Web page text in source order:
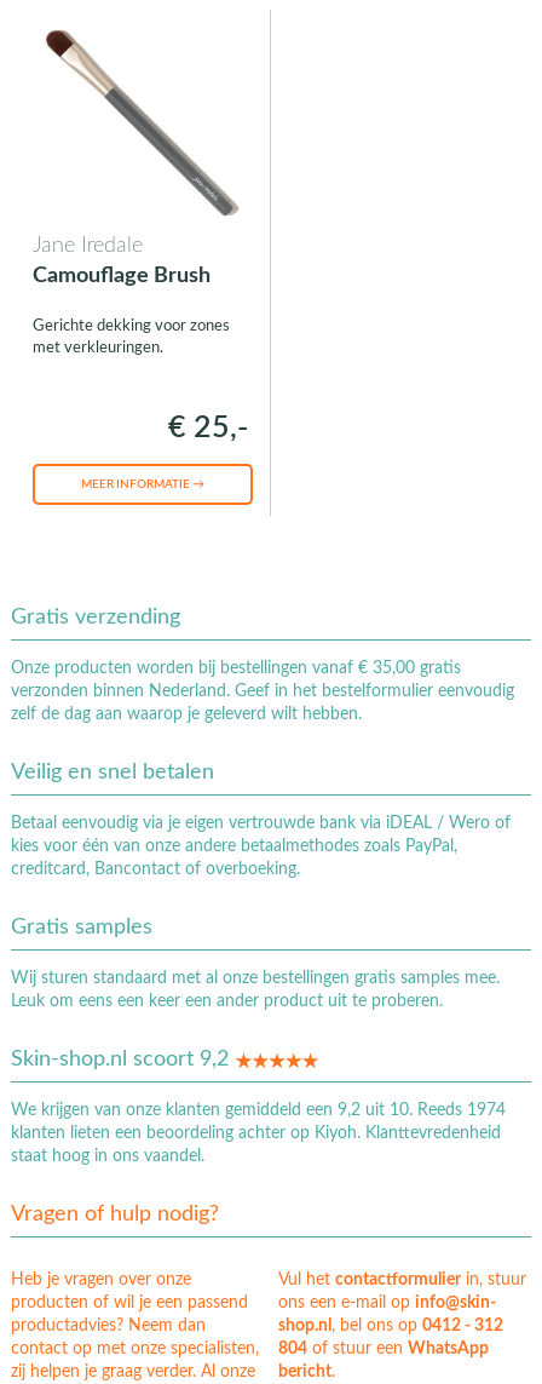
Jane Iredale
Camouflage Brush
Gerichte dekking voor zones
met verkleuringen.
€ 25,-
MEER INFORMATIE →
Gratis verzending
Onze producten worden bij bestellingen vanaf € 35,00 gratis
verzonden binnen Nederland. Geef in het bestelformulier eenvoudig
zelf de dag aan waarop je geleverd wilt hebben.
Veilig en snel betalen
Betaal eenvoudig via je eigen vertrouwde bank via iDEAL / Wero of
kies voor één van onze andere betaalmethodes zoals PayPal,
creditcard, Bancontact of overboeking.
Gratis samples
Wij sturen standaard met al onze bestellingen gratis samples mee.
Leuk om eens een keer een ander product uit te proberen.
Skin-shop.nl scoort 9,2
We krijgen van onze klanten gemiddeld een 9,2 uit 10. Reeds 1974
klanten lieten een beoordeling achter op Kiyoh. Klanttevredenheid
staat hoog in ons vaandel.
Vragen of hulp nodig?
Heb je vragen over onze
producten of wil je een passend
productadvies? Neem dan
contact op met onze specialisten,
zij helpen je graag verder. Al onze
Vul hetcontactformulierin, stuur
ons een e-mail op info@skin-
shop.nl, bel ons op0412 - 312
804 of stuur eenWhatsApp
bericht.